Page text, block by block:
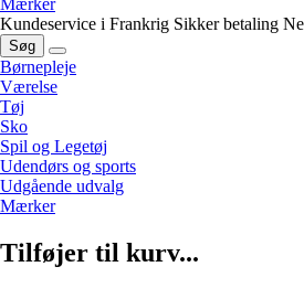
Mærker
Kundeservice i Frankrig Sikker betaling
Søg
Børnepleje
Værelse
Tøj
Sko
Spil og Legetøj
Udendørs og sports
Udgående udvalg
Mærker
Tilføjer til kurv...